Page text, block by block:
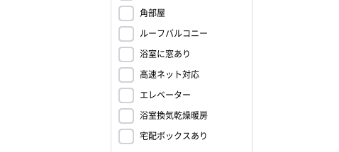
角部屋
ルーフバルコニー
浴室に窓あり
高速ネット対応
エレベーター
浴室換気乾燥暖房
宅配ボックスあり